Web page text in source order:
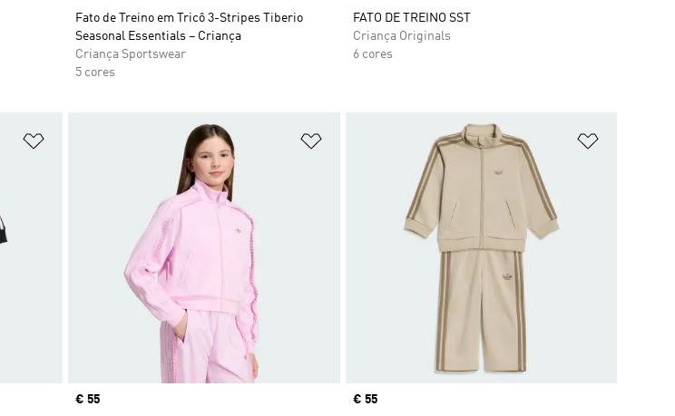
Fato de Treino em Tricô 3-Stripes Tiberio
Seasonal Essentials – Criança
Criança Sportswear
5 cores
FATO DE TREINO SST
Criança Originals
6 cores
Adicionar à Lista de Desejos Adicionar à Lista de Desejos
Price
€ 55
Price
€ 55